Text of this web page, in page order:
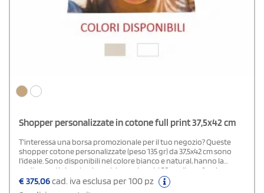
Shopper personalizzate in cotone full print 37,5x42 cm
T'interessa una borsa promozionale per il tuo negozio? Queste
shopper cotone personalizzate (peso 135 gr) da 37,5x42 cm sono
l'ideale. Sono disponibili nel colore bianco e natural, hanno la
cucitura artigianale e i manici sono lunghi 50 cm. Il suo fascino
promozionale è rappresentato dalla personalizzazione in
quadricromia su due intere facciate. Sono perfette da regalare ai
€375,06cad. iva esclusa per 100 pz